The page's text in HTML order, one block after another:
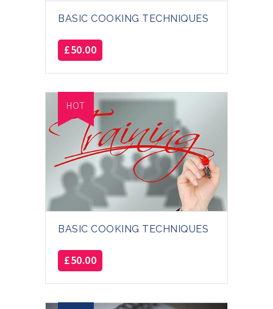
BASIC COOKING TECHNIQUES
£50.00
HOT
BASIC COOKING TECHNIQUES
£50.00